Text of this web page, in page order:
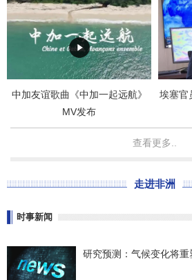
中加友谊歌曲《中加一起远航》
MV发布
埃塞官
查看更多..
走进非洲
时事新闻
研究预测：气候变化将